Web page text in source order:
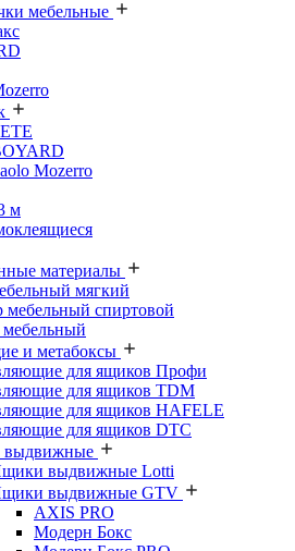
мебельные
Mozerro
м
материалы
мягкий
мебельный спиртовой
и метабоксы
для ящиков Профи
для ящиков TDM
для ящиков HAFELE
для ящиков DTC
выдвижные Lotti
выдвижные GTV
AXIS PRO
Модерн Бокс